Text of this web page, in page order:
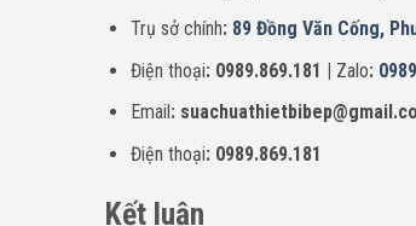
Trụ sở chính: 89 Đồng Văn Cống,
Điện thoại: 0989.869.181 | Zalo:
Email :
Điện thoại: 0989.869.181
Kết luận